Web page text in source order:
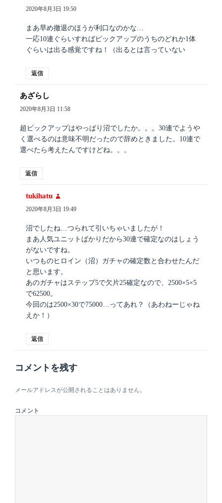
り:
2020年8月3日 19:50
まあ早め撤退のほうが利口なのかな…
一応10連ぐらいすればピックアップのうちのどれか1体
ぐらいは出る感覚ですね！（出るとは言っていない
返信
あざらし
り:
2020年8月3日 11:58
超ピックアップはやっぱり沼でしたか。。。30連でようや
く選べるのは意味不明だったので辞めときました。10連で
選べたら考えたんですけどね。。。
返信
tukihatu
り:
2020年8月3日 19:49
沼でしたね…つられて引いちゃいましたが！
まあ人気ユニットばかりだから30連で確定なのはしょう
がないですね。
いつものヒロイン（沼）ガチャの確定数と合わせたんだ
と思います。
あのガチャはステップ5で欠片25確定なので、2500×5×5
で62500。
今回のは2500×30で75000…ってあれ？（あわねーじゃね
えか！）
返信
コメントを残す
メールアドレスが公開されることはありません。
コメント